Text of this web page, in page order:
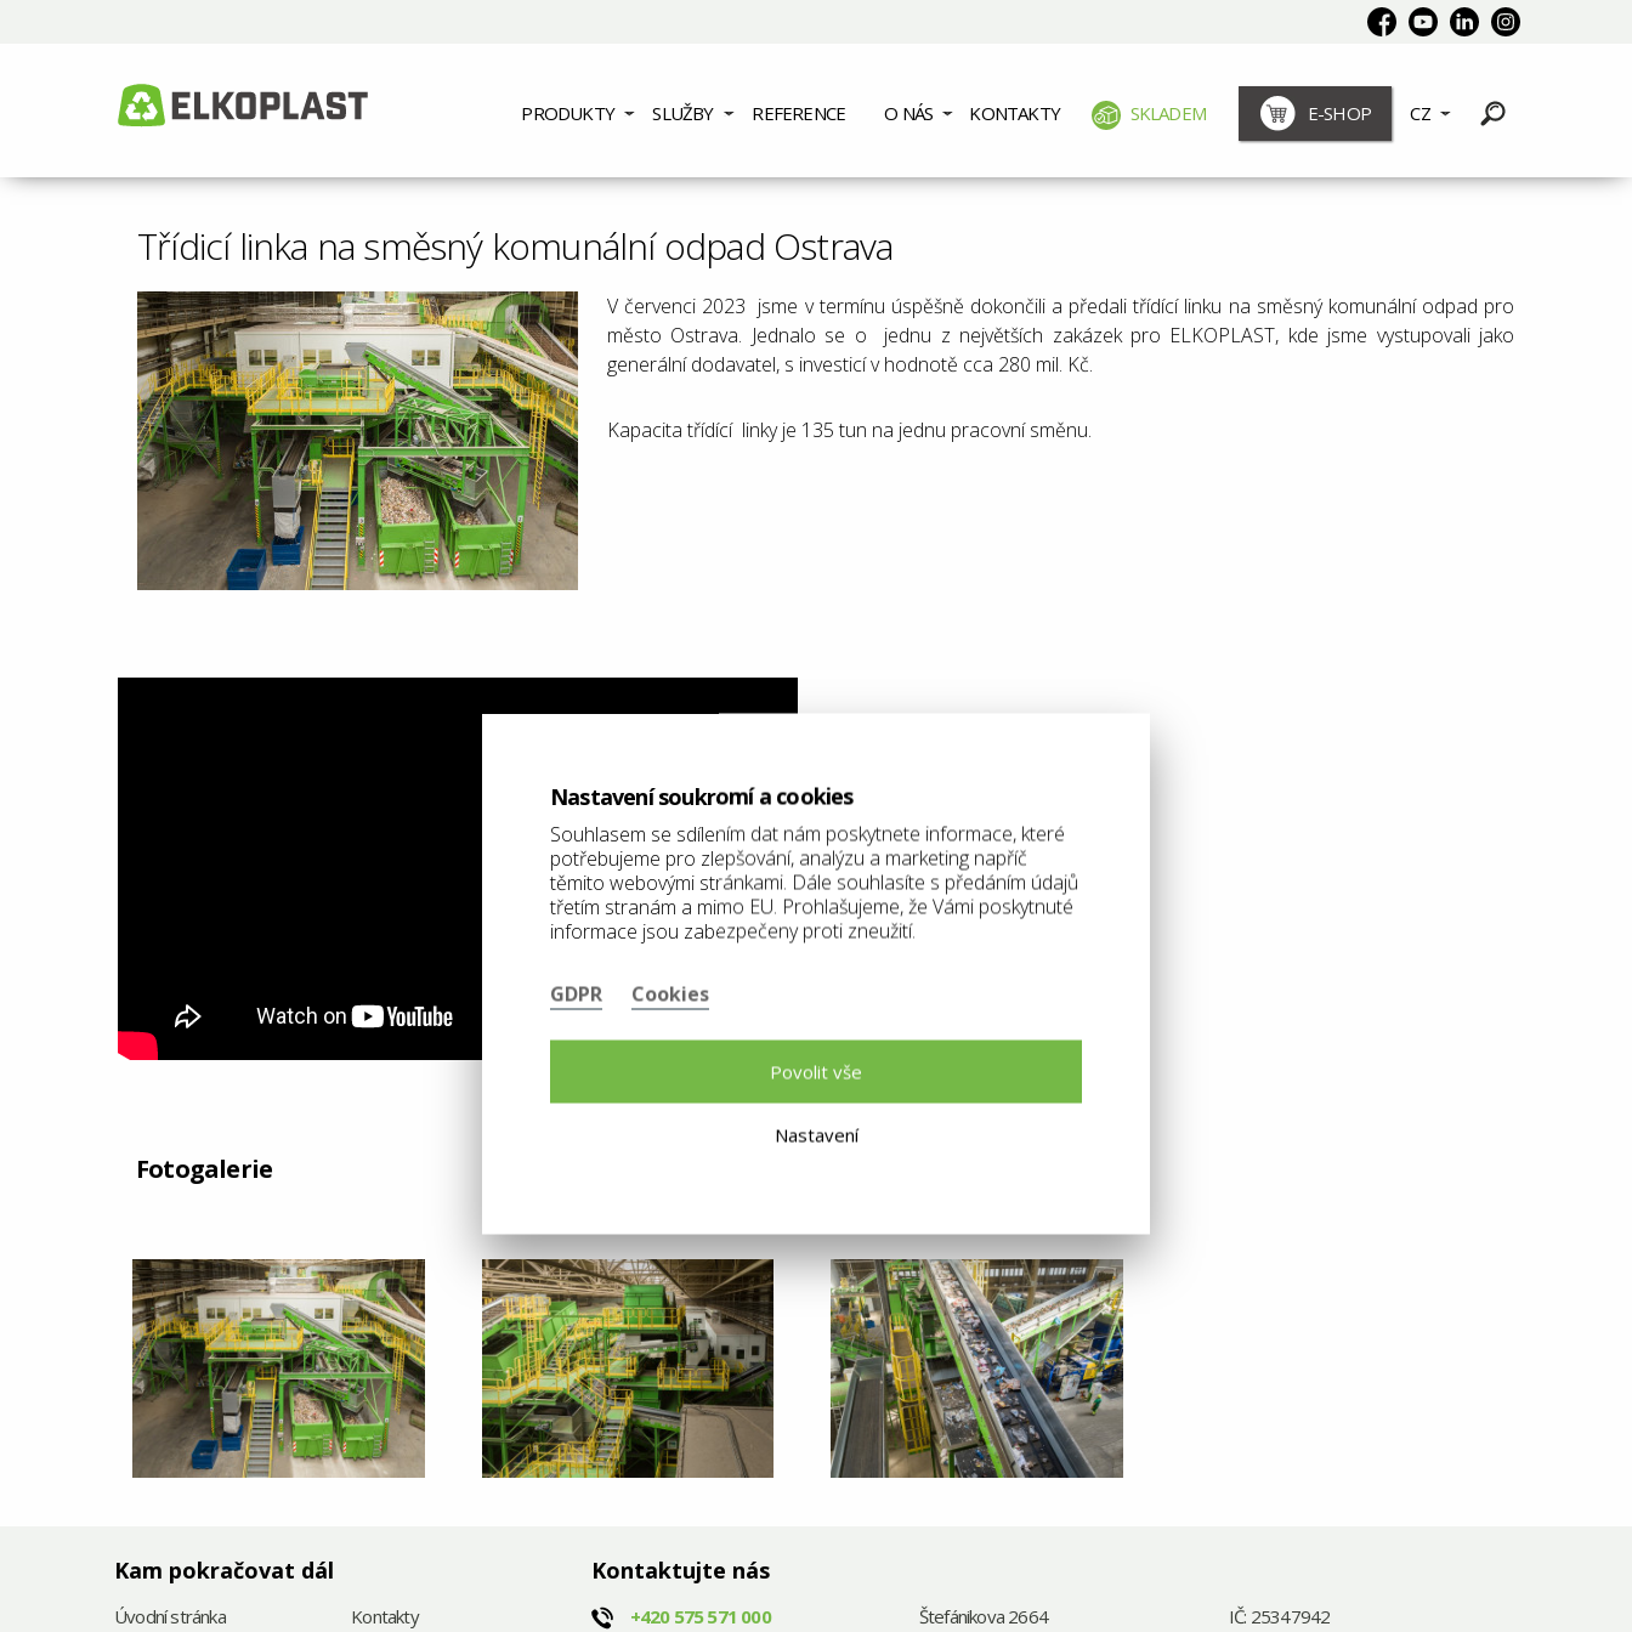
PRODUKTY SLUŽBY REFERENCE O NÁS KONTAKTY SKLADEM E-SHOP CZ
Třídicí linka na směsný komunální odpad Ostrava
V červenci 2023 jsme v termínu úspěšně dokončili a předali třídící linku na směsný komunální odpad pro
město Ostrava. Jednalo se o jednu z největších zakázek pro ELKOPLAST, kde jsme vystupovali jako
generální dodavatel, s investicí v hodnotě cca 280 mil. Kč.
Kapacita třídící linky je 135 tun na jednu pracovní směnu.
Fotogalerie
Kam pokračovat dál
Úvodní stránka Kontakty
Kontaktujte nás
+420 575 571 000 Štefánikova 2664 IČ: 25347942
Nastavení soukromí a cookies
Souhlasem se sdílením dat nám poskytnete informace, které
potřebujeme pro zlepšování, analýzu a marketing napříč
těmito webovými stránkami. Dále souhlasíte s předáním údajů
třetím stranám a mimo EU. Prohlašujeme, že Vámi poskytnuté
informace jsou zabezpečeny proti zneužití.
GDPR Cookies
Povolit vše
Nastavení